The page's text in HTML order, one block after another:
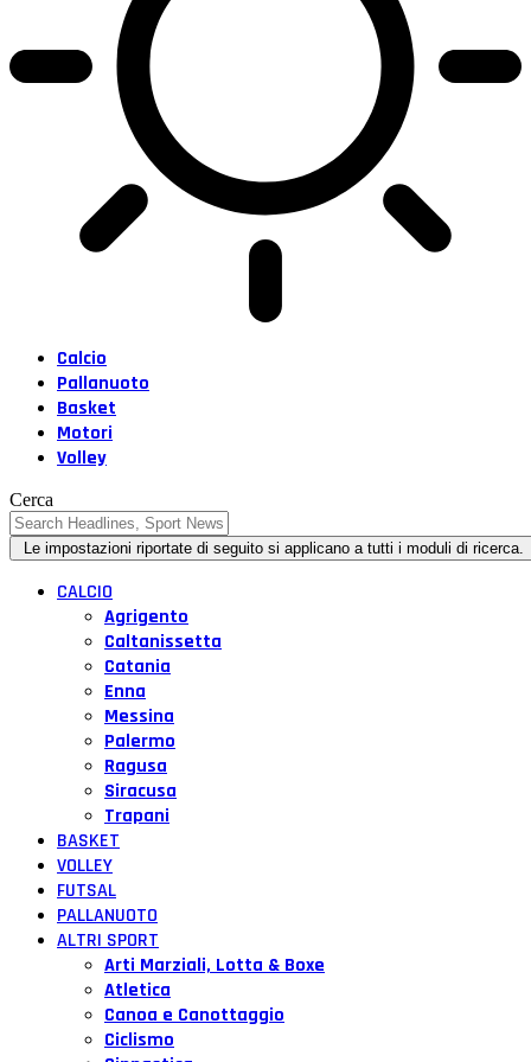
Calcio
Pallanuoto
Basket
Motori
Volley
Cerca
CALCIO
Agrigento
Caltanissetta
Catania
Enna
Messina
Palermo
Ragusa
Siracusa
Trapani
BASKET
VOLLEY
FUTSAL
PALLANUOTO
ALTRI SPORT
Arti Marziali, Lotta & Boxe
Atletica
Canoa e Canottaggio
Ciclismo